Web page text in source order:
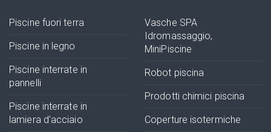
Piscine fuori terra
Piscine in legno
Piscine interrate in
pannelli
Piscine interrate in
lamiera d'acciaio
Vasche SPA
Idromassaggio,
MiniPiscine
Robot piscina
Prodotti chimici piscina
Coperture isotermiche